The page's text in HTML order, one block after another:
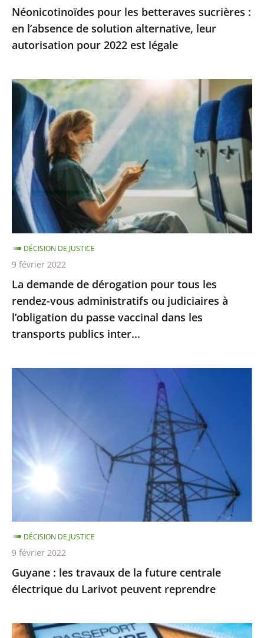
autorisation
pour
2022
légale
Néonicotinoïdes pour les betteraves sucrières :
en l’absence de solution alternative, leur
autorisation pour 2022 est légale
La
demande
de
dérogation
pour
tous
les
rendez-
vous
administratifs
ou
judiciaires
à
l’obligation
du
passe
dans
transports
inter...
La demande de dérogation pour tous les
rendez-vous administratifs ou judiciaires à
l’obligation du passe vaccinal dans les
transports publics inter...
DÉCISION DE JUSTICE
9 février 2022
Guyane
travaux
la
future
centrale
électrique
du
Larivot
peuvent
reprendre
Guyane : les travaux de la future centrale
électrique du Larivot peuvent reprendre
DÉCISION DE JUSTICE
9 février 2022
Validité